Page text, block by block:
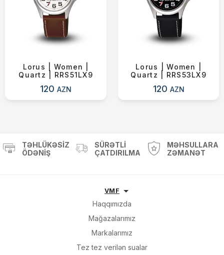
Lorus | Women |
Quartz | RRS51LX9
120AZN
Lorus | Women |
Quartz | RRS53LX9
120 AZN
TƏHLÜKƏSIZ
ÖDƏNIŞ
SÜRƏTLI
ÇATDIRILMA
MƏHSULLARA
ZƏMANƏT
VMF
Haqqımızda
Mağazalarımız
Markalarımız
Tez tez verilən sualar